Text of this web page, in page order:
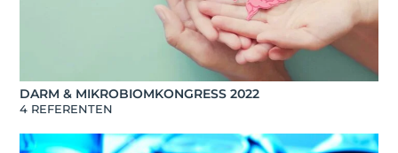
DARM & MIKROBIOMKONGRESS 2022
4 REFERENTEN